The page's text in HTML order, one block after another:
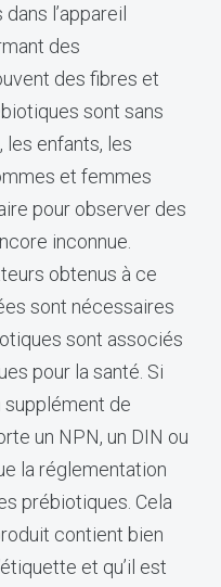
l’appareil
des
des fibres et
sont sans
les enfants, les
et femmes
pour observer des
inconnue.
obtenus à ce
sont nécessaires
sont associés
pour la santé. Si
de
un NPN, un DIN ou
la réglementation
prébiotiques. Cela
contient bien
et qu’il est